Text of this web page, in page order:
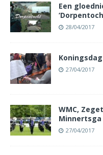
Een
28/04/2017
Koningsdag
27/04/2017
WMC,
Minnertsga
27/04/2017